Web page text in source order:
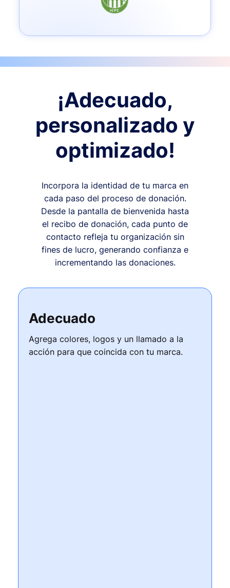
¡Adecuado,
personalizado y
optimizado!
Incorpora la identidad de tu marca en
cada paso del proceso de donación.
Desde la pantalla de bienvenida hasta
el recibo de donación, cada punto de
contacto refleja tu organización sin
fines de lucro, generando confianza e
incrementando las donaciones.
Adecuado
Agrega colores, logos y un llamado a la
acción para que coincida con tu marca.